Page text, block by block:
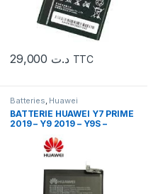
د.ت TTC
Batteries, Huawei
BATTERIE HUAWEI Y7 PRIME
2019 – Y9 2019 – Y9S –
3650MAH